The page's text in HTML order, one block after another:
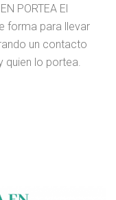
PORTEA El
forma para llevar
un contacto
quien lo portea.